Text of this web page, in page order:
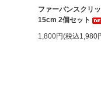
ファーバンスク
15cm 2個セット
1,800円(税込1,980